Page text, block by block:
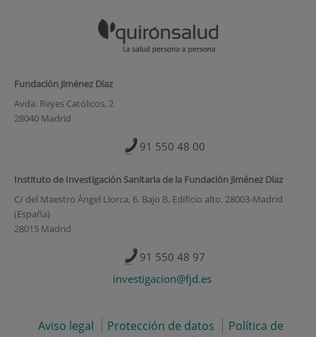
Fundación Jiménez Díaz
Avda. Reyes Católicos, 2
28040 Madrid
91 550 48 00
Instituto de Investigación Sanitaria de la Fundación Jiménez Díaz
C/ del Maestro Ángel Llorca, 6. Bajo B. Edificio alto. 28003-Madrid
(España)
28015 Madrid
91 550 48 97
investigacion@fjd.es
Aviso legal Protección de datos
Política de